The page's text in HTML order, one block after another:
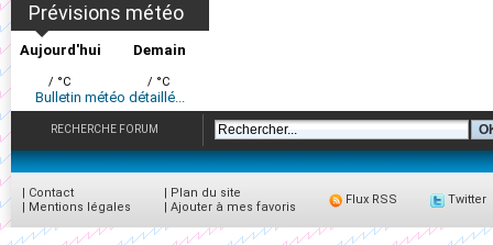
Prévisions météo
Aujourd'hui
/ °C
Demain
/ °C
Bulletin météo détaillé...
RECHERCHE FORUM
| Contact
| Mentions légales
| Plan du site
| Ajouter à mes favoris
Flux RSS Twitter